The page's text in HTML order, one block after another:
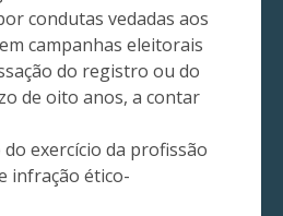
condutas vedadas aos
campanhas eleitorais
do registro ou do
de oito anos, a contar
exercício da profissão
infração ético-